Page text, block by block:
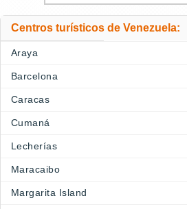
Centros turísticos de Venezuela:
Araya
Barcelona
Caracas
Cumaná
Lecherías
Maracaibo
Margarita Island